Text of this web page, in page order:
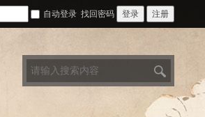
自动登录 找回密码 登录 注册